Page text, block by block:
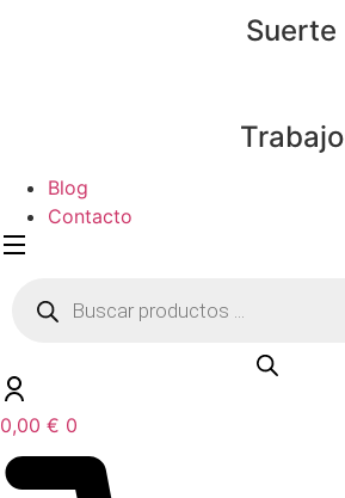
Suerte
Trabajo
Blog
Contacto
productos
0,00 € 0